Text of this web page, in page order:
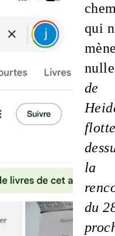
qui
de
la
du